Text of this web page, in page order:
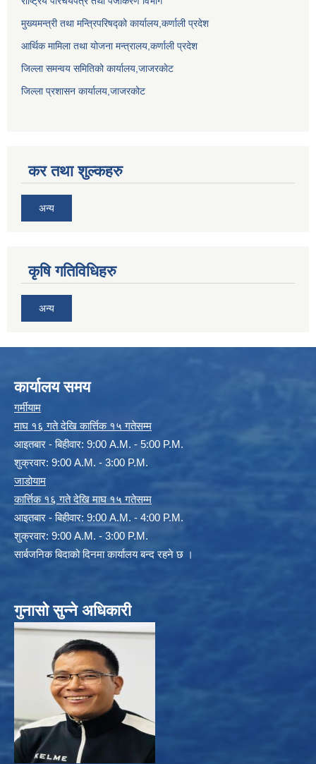
मुख्यमन्त्री तथा मन्त्रिपरिषद्को कार्यालय,कर्णाली प्रदेश
आर्थिक मामिला तथा योजना मन्त्रालय,कर्णाली प्रदेश
जिल्ला समन्वय समितिको कार्यालय,जाजरकाेट
जिल्ला प्रशासन कार्यालय,जाजरकोट
कर तथा शुल्कहरु
अन्य
कृषि गतिविधिहरु
अन्य
कार्यालय समय
गर्मीयाम
माघ १६ गते देखि कार्त्तिक १५ गतेसम्म
आइतबार - बिहीवार: 9:00 A.M. - 5:00 P.M.
शुक्रवार: 9:00 A.M. - 3:00 P.M.
जाडोयाम
कार्त्तिक १६ गते देखि माघ १५ गतेसम्म
आइतबार - बिहीवार: 9:00 A.M. - 4:00 P.M.
शुक्रवार: 9:00 A.M. - 3:00 P.M.
सार्बजनिक बिदाको दिनमा कार्यालय बन्द रहने छ ।
गुनासो सुन्ने अधिकारी